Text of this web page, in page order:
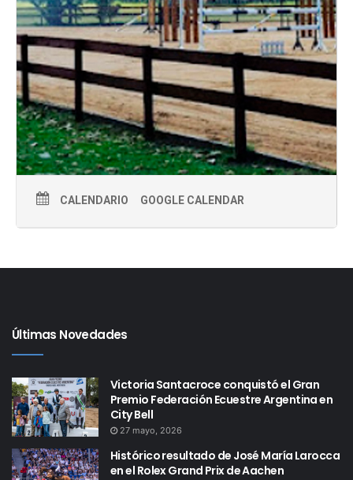
CALENDARIO GOOGLE CALENDAR
Últimas Novedades
Victoria Santacroce conquistó el Gran
Premio Federación Ecuestre Argentina en
City Bell
27 mayo, 2026
Histórico resultado de José María Larocca
en el Rolex Grand Prix de Aachen